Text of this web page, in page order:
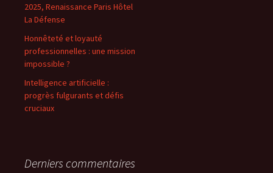
2025, Renaissance Paris Hôtel
La Défense
Honnêteté et loyauté
professionnelles : une mission
impossible ?
Intelligence artificielle :
progrès fulgurants et défis
cruciaux
Derniers commentaires